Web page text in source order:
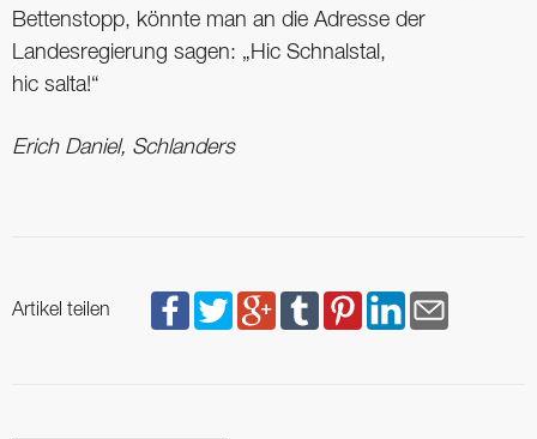
Bettenstopp, könnte man an die Adresse der
Landesregierung sagen: „Hic Schnalstal,
hic salta!“
Erich Daniel, Schlanders
Artikel teilen